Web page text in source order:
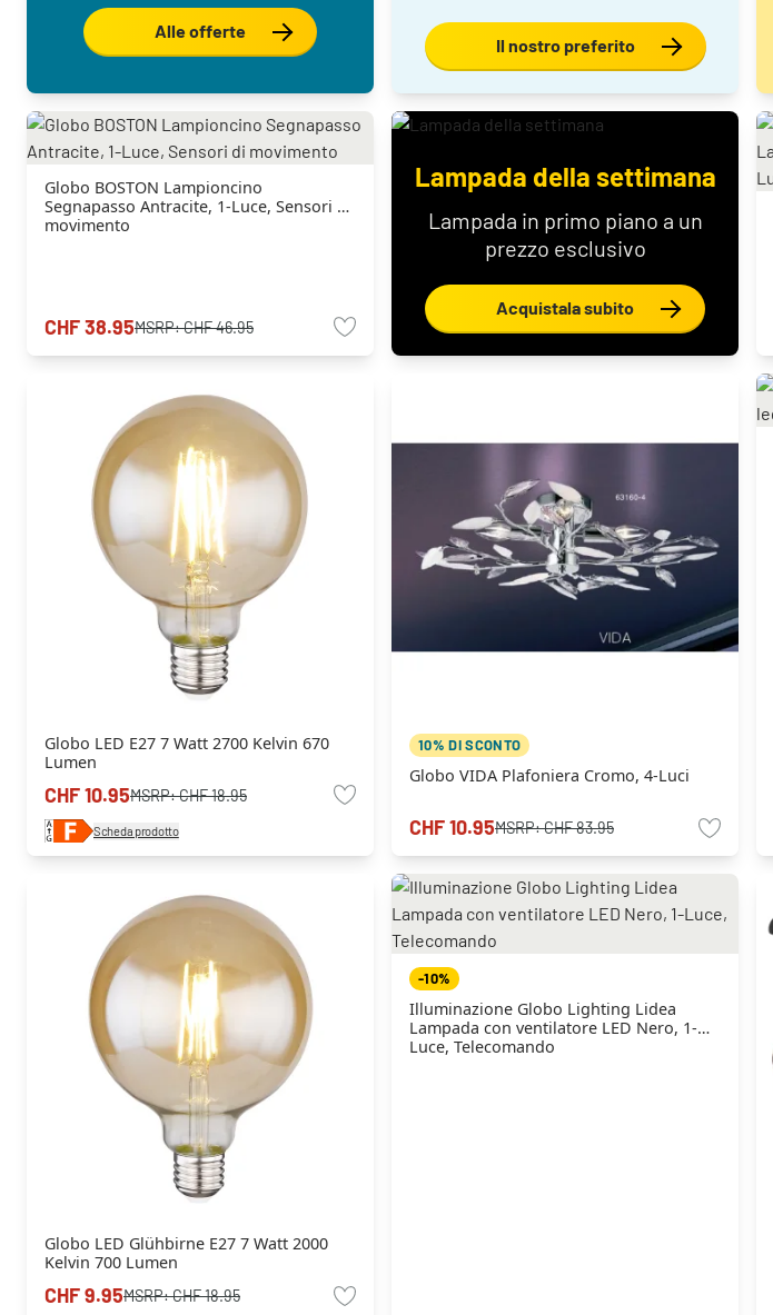
Alle offerte
Il nostro preferito
Globo BOSTON Lampioncino
Segnapasso Antracite, 1-Luce, Sensori di
movimento
CHF 38.95MSRP:CHF 46.95
Lampada della settimana
Lampada in primo piano a un
prezzo esclusivo
Acquistala subito
Globo LED E27 7 Watt 2700 Kelvin 670
Lumen
CHF 10.95MSRP:CHF 18.95
Scheda prodotto
10% DI SCONTO
Globo VIDA Plafoniera Cromo, 4-Luci
CHF 10.95MSRP:CHF 83.95
Globo LED Glühbirne E27 7 Watt 2000
Kelvin 700 Lumen
CHF 9.95MSRP:CHF 18.95
-10%
Illuminazione Globo Lighting Lidea
Lampada con ventilatore LED Nero, 1-
Luce, Telecomando